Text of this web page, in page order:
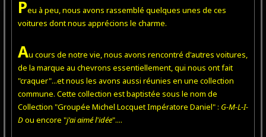
Peu à peu, nous avons rassemblé quelques unes de ces
voitures dont nous apprécions le charme.
Au cours de notre vie, nous avons rencontré d'autres voitures,
de la marque au chevrons essentiellement, qui nous ont fait
"craquer"...et nous les avons aussi réunies en une collection
commune. Cette collection est baptistée sous le nom de
Collection "Groupée Michel Locquet Impératore Daniel" : G-M-L-I-
Dou encore "j'ai aimé l'idée"....